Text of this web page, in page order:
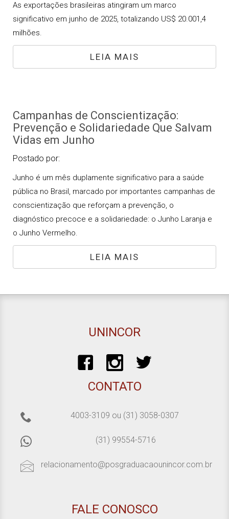
As exportações brasileiras atingiram um marco
significativo em junho de 2025, totalizando US$ 20.001,4
milhões.
LEIA MAIS
Campanhas de Conscientização:
Prevenção e Solidariedade Que Salvam
Vidas em Junho
Postado por:
Junho é um mês duplamente significativo para a saúde
pública no Brasil, marcado por importantes campanhas de
conscientização que reforçam a prevenção, o
diagnóstico precoce e a solidariedade: o Junho Laranja e
o Junho Vermelho.
LEIA MAIS
UNINCOR
CONTATO
4003-3109 ou (31) 3058-0307
(31) 99554-5716
relacionamento@posgraduacaounincor.com.br
FALE CONOSCO